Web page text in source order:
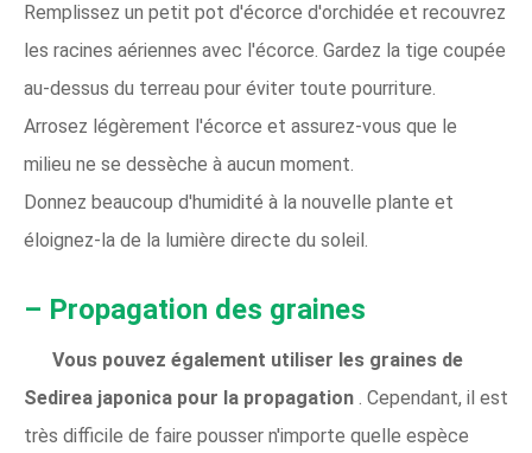
Remplissez un petit pot d'écorce d'orchidée et recouvrez
les racines aériennes avec l'écorce. Gardez la tige coupée
au-dessus du terreau pour éviter toute pourriture.
Arrosez légèrement l'écorce et assurez-vous que le
milieu ne se dessèche à aucun moment.
Donnez beaucoup d'humidité à la nouvelle plante et
éloignez-la de la lumière directe du soleil.
– Propagation des graines
Vous pouvez également utiliser les graines de
Sedirea japonica pour la propagation . Cependant, il est
très difficile de faire pousser n'importe quelle espèce